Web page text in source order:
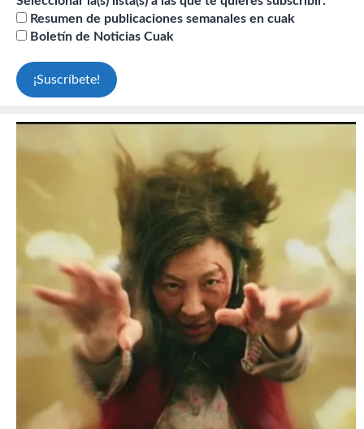
Resumen de publicaciones semanales en cuak
Boletín de Noticias Cuak